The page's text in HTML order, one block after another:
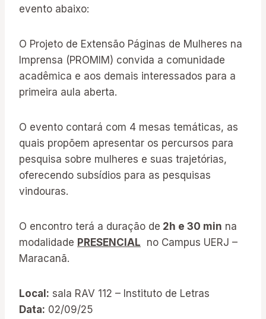
evento abaixo:
O Projeto de Extensão Páginas de Mulheres na
Imprensa (PROMIM) convida a comunidade
acadêmica e aos demais interessados para a
primeira aula aberta.
O evento contará com 4 mesas temáticas, as
quais propõem apresentar os percursos para
pesquisa sobre mulheres e suas trajetórias,
oferecendo subsídios para as pesquisas
vindouras.
O encontro terá a duração de 2h e 30 min na
modalidade PRESENCIAL no Campus UERJ –
Maracanã.
Local: sala RAV 112 – Instituto de Letras
Data: 02/09/25